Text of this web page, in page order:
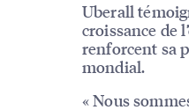
Uberall
croissance de
renforcent sa
mondial.
« Nous